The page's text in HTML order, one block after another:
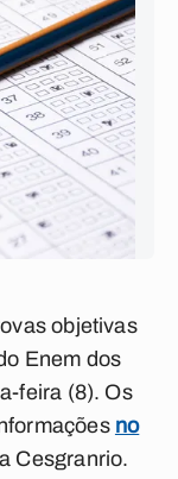
objetivas
Enem dos
feira (8). Os
no
Cesgranrio.